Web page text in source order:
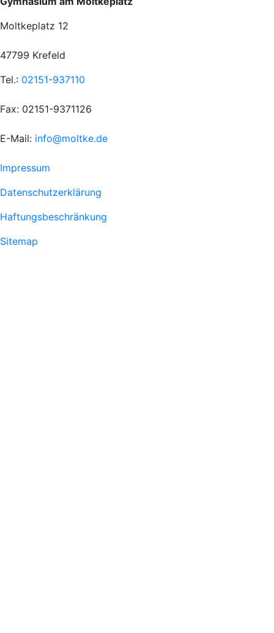
Moltkeplatz 12
47799 Krefeld
Tel.: 02151-937110
Fax: 02151-9371126
E-Mail: info@moltke.de
Menu
Fußzeile
1
Impressum
Datenschutzerklärung
Haftungsbeschränkung
Sitemap